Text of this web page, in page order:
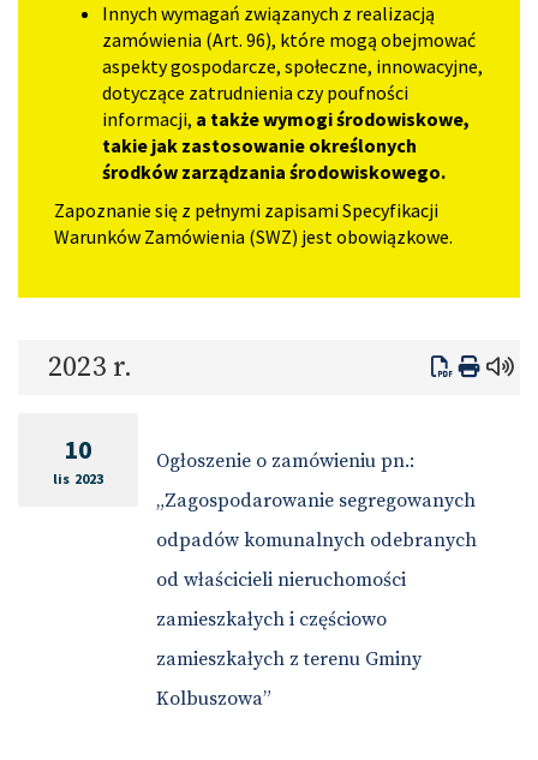
Innych wymagań związanych z realizacją
zamówienia (Art. 96), które mogą obejmować
aspekty gospodarcze, społeczne, innowacyjne,
dotyczące zatrudnienia czy poufności
informacji, a także wymogi środowiskowe,
takie jak zastosowanie określonych
środków zarządzania środowiskowego.
Zapoznanie się z pełnymi zapisami Specyfikacji
Warunków Zamówienia (SWZ) jest obowiązkowe.
2023 r.
10
lis 2023
Ogłoszenie o zamówieniu pn.:
„Zagospodarowanie segregowanych
odpadów komunalnych odebranych
od właścicieli nieruchomości
zamieszkałych i częściowo
zamieszkałych z terenu Gminy
Kolbuszowa”